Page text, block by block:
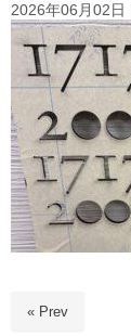
2026年06月02日
« Prev